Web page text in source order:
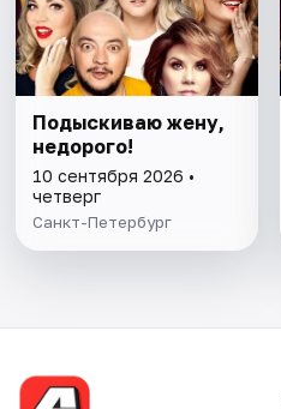
Подыскиваю жену,
недорого!
10 сентября 2026 •
четверг
Санкт-Петербург